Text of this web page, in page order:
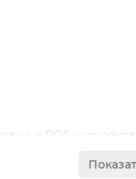
и POS-устройств